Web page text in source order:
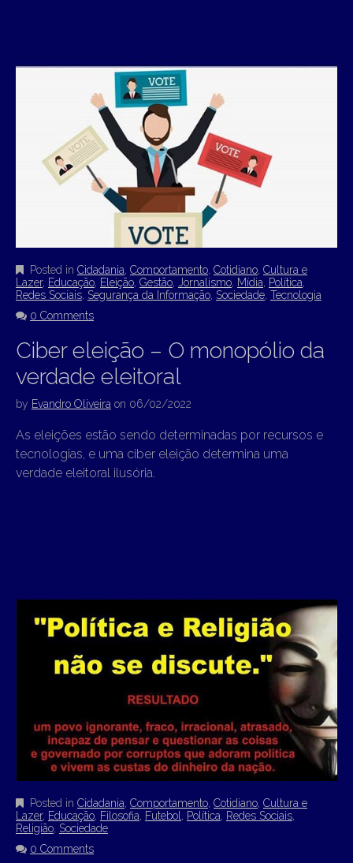
Posted in Cidadania, Comportamento, Cotidiano, Cultura e
Lazer, Educação, Eleição, Gestão, Jornalismo, Mídia, Política,
Redes Sociais, Segurança da Informação, Sociedade, Tecnologia
0 Comments
Ciber eleição – O monopólio da
verdade eleitoral
by Evandro Oliveira on 06/02/2022
As eleições estão sendo determinadas por recursos e
tecnologias, e uma ciber eleição determina uma
verdade eleitoral ilusória.
Posted in Cidadania, Comportamento, Cotidiano, Cultura e
Lazer, Educação, Filosofia, Futebol, Política, Redes Sociais,
Religião, Sociedade
0 Comments